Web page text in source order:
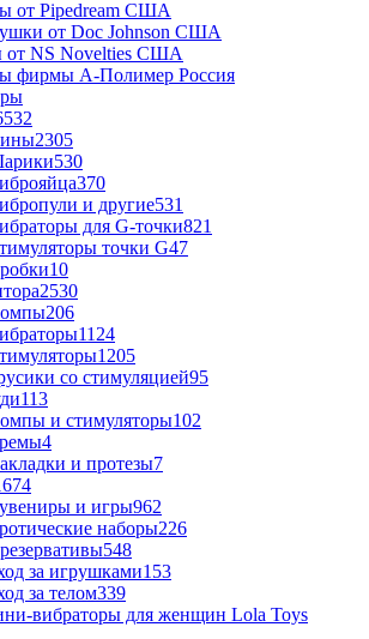
2305
530
370
и другие531
для G-точки821
точки G47
10
2530
206
1124
1205
со стимуляцией95
113
и стимуляторы102
4
и протезы7
и игры962
наборы226
548
за игрушками153
за телом339